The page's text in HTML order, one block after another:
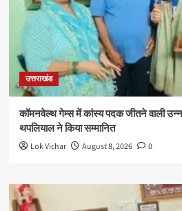
उत्तराखंड
कॉमनवेल्थ गेम्स में कांस्य पदक जीतने वाली
थपलियाल ने किया सम्मानित
Lok Vichar August 8, 2026 0